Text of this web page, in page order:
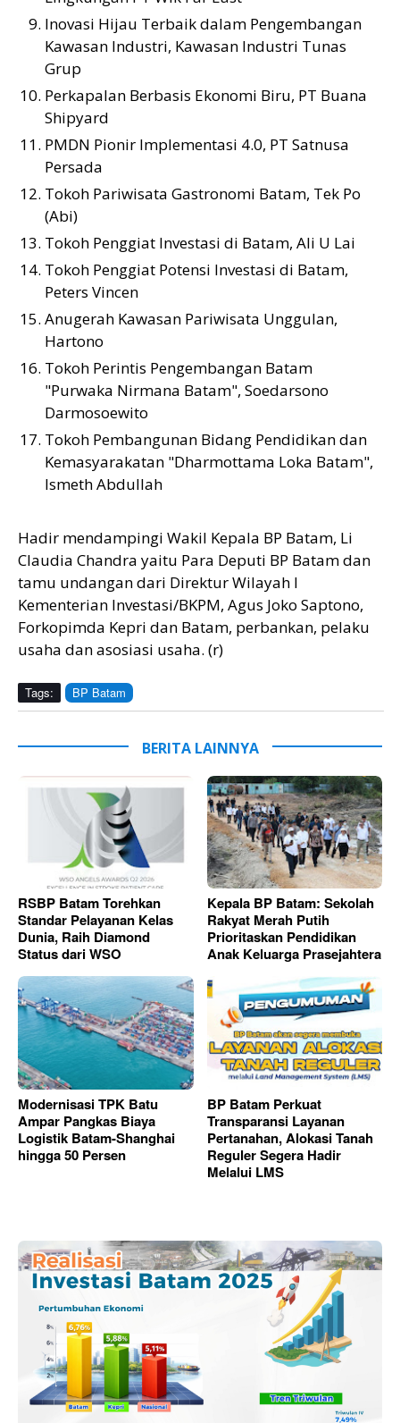
Inovasi Hijau Terbaik dalam Pengembangan
Kawasan Industri, Kawasan Industri Tunas
Grup
Perkapalan Berbasis Ekonomi Biru, PT Buana
Shipyard
PMDN Pionir Implementasi 4.0, PT Satnusa
Persada
Tokoh Pariwisata Gastronomi Batam, Tek Po
(Abi)
Tokoh Penggiat Investasi di Batam, Ali U Lai
Tokoh Penggiat Potensi Investasi di Batam,
Peters Vincen
Anugerah Kawasan Pariwisata Unggulan,
Hartono
Tokoh Perintis Pengembangan Batam
"Purwaka Nirmana Batam", Soedarsono
Darmosoewito
Tokoh Pembangunan Bidang Pendidikan dan
Kemasyarakatan "Dharmottama Loka Batam",
Ismeth Abdullah
Hadir mendampingi Wakil Kepala BP Batam, Li
Claudia Chandra yaitu Para Deputi BP Batam dan
tamu undangan dari Direktur Wilayah I
Kementerian Investasi/BKPM, Agus Joko Saptono,
Forkopimda Kepri dan Batam, perbankan, pelaku
usaha dan asosiasi usaha. (r)
Tags: BP Batam
BERITA LAINNYA
RSBP Batam Torehkan
Standar Pelayanan Kelas
Dunia, Raih Diamond
Status dari WSO
Kepala BP Batam: Sekolah
Rakyat Merah Putih
Prioritaskan Pendidikan
Anak Keluarga Prasejahtera
Modernisasi TPK Batu
Ampar Pangkas Biaya
Logistik Batam-Shanghai
hingga 50 Persen
BP Batam Perkuat
Transparansi Layanan
Pertanahan, Alokasi Tanah
Reguler Segera Hadir
Melalui LMS